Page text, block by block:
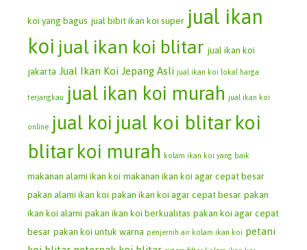
koi yang bagus jual bibit ikan koi super jual ikan
koi jual ikan koi blitar jual ikan koi
jakarta Jual Ikan Koi Jepang Asli jual ikan koi lokal harga
terjangkau jual ikan koi murah jual ikan koi
online jual koi jual koi blitar koi
blitar koi murah kolam ikan koi yang baik
makanan alami ikan koi makanan ikan koi agar cepat besar
pakan alami ikan koi pakan ikan koi agar cepat besar pakan
ikan koi alami pakan ikan koi berkualitas pakan koi agar cepat
besar pakan koi untuk warna penjernih air kolam ikan koi petani